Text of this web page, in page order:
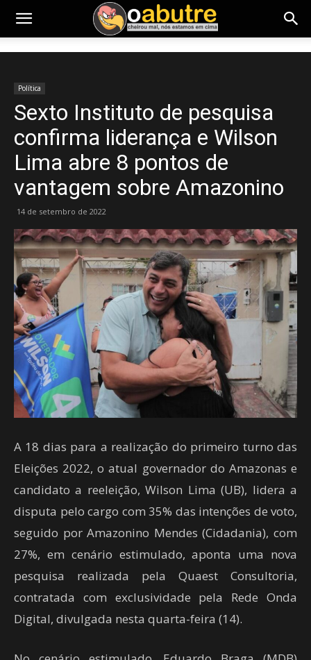
Política
Sexto Instituto de pesquisa
confirma liderança e Wilson
Lima abre 8 pontos de
vantagem sobre Amazonino
14 de setembro de 2022
A 18 dias para a realização do primeiro turno das
Eleições 2022, o atual governador do Amazonas e
candidato a reeleição, Wilson Lima (UB), lidera a
disputa pelo cargo com 35% das intenções de voto,
seguido por Amazonino Mendes (Cidadania), com
27%, em cenário estimulado, aponta uma nova
pesquisa realizada pela Quaest Consultoria,
contratada com exclusividade pela Rede Onda
Digital, divulgada nesta quarta-feira (14).